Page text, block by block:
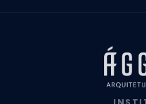
Arquiteto para
Arquiteto para
Arquiteto para